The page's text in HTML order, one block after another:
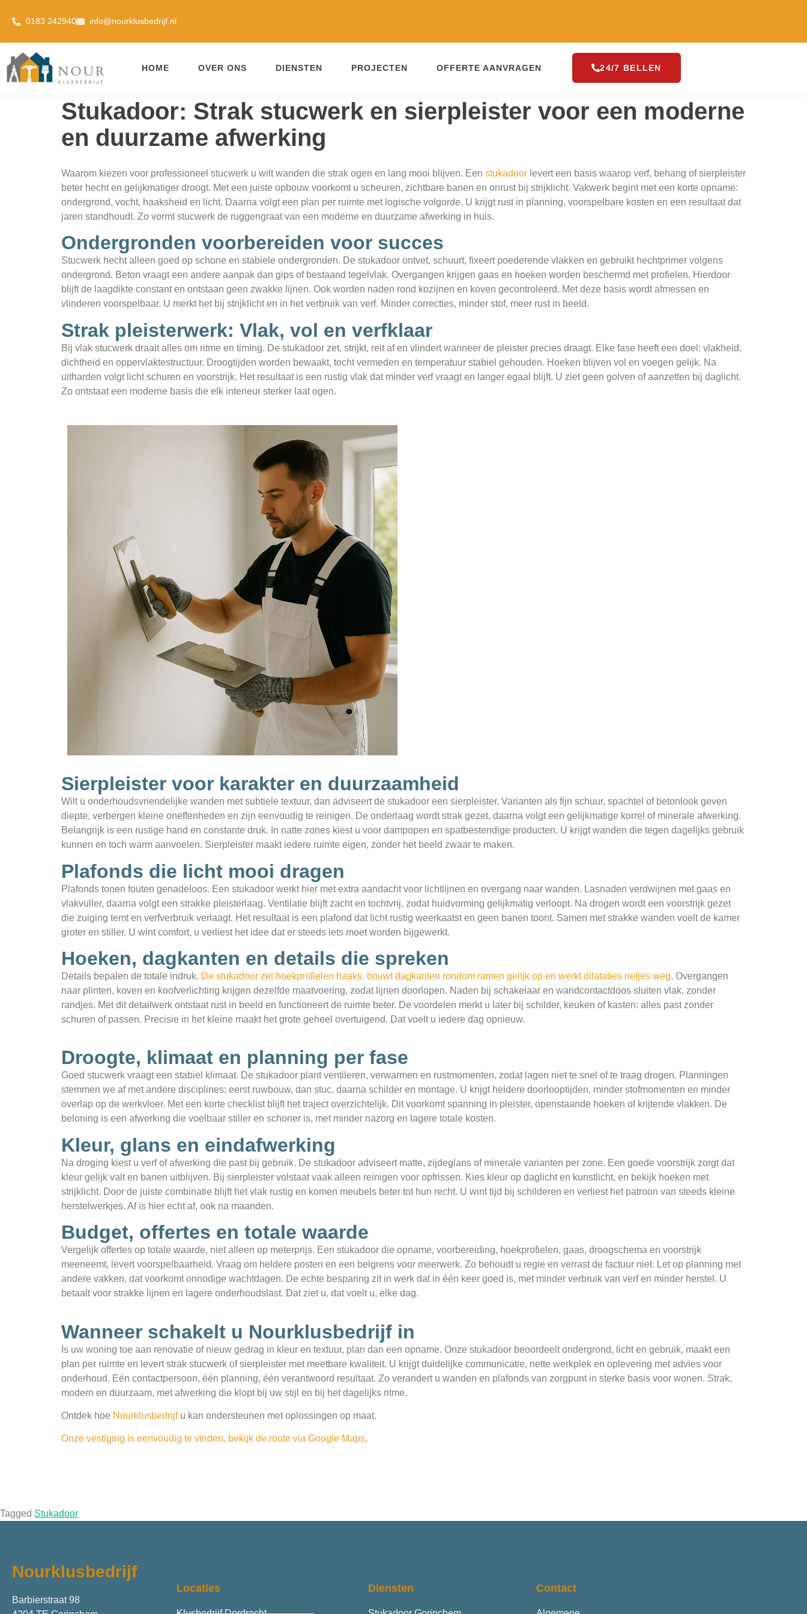
0183 242940 info@nourklusbedrijf.nl
HOME OVER ONS DIENSTEN PROJECTEN OFFERTE AANVRAGEN 24/7 BELLEN
Stukadoor: Strak stucwerk en sierpleister voor een moderne
en duurzame afwerking
Waarom kiezen voor professioneel stucwerk u wilt wanden die strak ogen en lang mooi blijven. Een stukadoor levert een basis waarop verf, behang of sierpleister
beter hecht en gelijkmatiger droogt. Met een juiste opbouw voorkomt u scheuren, zichtbare banen en onrust bij strijklicht. Vakwerk begint met een korte opname:
ondergrond, vocht, haaksheid en licht. Daarna volgt een plan per ruimte met logische volgorde. U krijgt rust in planning, voorspelbare kosten en een resultaat dat
jaren standhoudt. Zo vormt stucwerk de ruggengraat van een moderne en duurzame afwerking in huis.
Ondergronden voorbereiden voor succes
Stucwerk hecht alleen goed op schone en stabiele ondergronden. De stukadoor ontvet, schuurt, fixeert poederende vlakken en gebruikt hechtprimer volgens
ondergrond. Beton vraagt een andere aanpak dan gips of bestaand tegelvlak. Overgangen krijgen gaas en hoeken worden beschermd met profielen. Hierdoor
blijft de laagdikte constant en ontstaan geen zwakke lijnen. Ook worden naden rond kozijnen en koven gecontroleerd. Met deze basis wordt afmessen en
vlinderen voorspelbaar. U merkt het bij strijklicht en in het verbruik van verf. Minder correcties, minder stof, meer rust in beeld.
Strak pleisterwerk: Vlak, vol en verfklaar
Bij vlak stucwerk draait alles om ritme en timing. De stukadoor zet, strijkt, reit af en vlindert wanneer de pleister precies draagt. Elke fase heeft een doel: vlakheid,
dichtheid en oppervlaktestructuur. Droogtijden worden bewaakt, tocht vermeden en temperatuur stabiel gehouden. Hoeken blijven vol en voegen gelijk. Na
uitharden volgt licht schuren en voorstrijk. Het resultaat is een rustig vlak dat minder verf vraagt en langer egaal blijft. U ziet geen golven of aanzetten bij daglicht.
Zo ontstaat een moderne basis die elk interieur sterker laat ogen.
Sierpleister voor karakter en duurzaamheid
Wilt u onderhoudsvriendelijke wanden met subtiele textuur, dan adviseert de stukadoor een sierpleister. Varianten als fijn schuur, spachtel of betonlook geven
diepte, verbergen kleine oneffenheden en zijn eenvoudig te reinigen. De onderlaag wordt strak gezet, daarna volgt een gelijkmatige korrel of minerale afwerking.
Belangrijk is een rustige hand en constante druk. In natte zones kiest u voor dampopen en spatbestendige producten. U krijgt wanden die tegen dagelijks gebruik
kunnen en toch warm aanvoelen. Sierpleister maakt iedere ruimte eigen, zonder het beeld zwaar te maken.
Plafonds die licht mooi dragen
Plafonds tonen fouten genadeloos. Een stukadoor werkt hier met extra aandacht voor lichtlijnen en overgang naar wanden. Lasnaden verdwijnen met gaas en
vlakvuller, daarna volgt een strakke pleisterlaag. Ventilatie blijft zacht en tochtvrij, zodat huidvorming gelijkmatig verloopt. Na drogen wordt een voorstrijk gezet
die zuiging temt en verfverbruik verlaagt. Het resultaat is een plafond dat licht rustig weerkaatst en geen banen toont. Samen met strakke wanden voelt de kamer
groter en stiller. U wint comfort, u verliest het idee dat er steeds iets moet worden bijgewerkt.
Hoeken, dagkanten en details die spreken
Details bepalen de totale indruk. De stukadoor zet hoekprofielen haaks, bouwt dagkanten rondom ramen gelijk op en werkt dilataties netjes weg. Overgangen
naar plinten, koven en koofverlichting krijgen dezelfde maatvoering, zodat lijnen doorlopen. Naden bij schakelaar en wandcontactdoos sluiten vlak, zonder
randjes. Met dit detailwerk ontstaat rust in beeld en functioneert de ruimte beter. De voordelen merkt u later bij schilder, keuken of kasten: alles past zonder
schuren of passen. Precisie in het kleine maakt het grote geheel overtuigend. Dat voelt u iedere dag opnieuw.
Droogte, klimaat en planning per fase
Goed stucwerk vraagt een stabiel klimaat. De stukadoor plant ventileren, verwarmen en rustmomenten, zodat lagen niet te snel of te traag drogen. Planningen
stemmen we af met andere disciplines: eerst ruwbouw, dan stuc, daarna schilder en montage. U krijgt heldere doorlooptijden, minder stofmomenten en minder
overlap op de werkvloer. Met een korte checklist blijft het traject overzichtelijk. Dit voorkomt spanning in pleister, openstaande hoeken of krijtende vlakken. De
beloning is een afwerking die voelbaar stiller en schoner is, met minder nazorg en lagere totale kosten.
Kleur, glans en eindafwerking
Na droging kiest u verf of afwerking die past bij gebruik. De stukadoor adviseert matte, zijdeglans of minerale varianten per zone. Een goede voorstrijk zorgt dat
kleur gelijk valt en banen uitblijven. Bij sierpleister volstaat vaak alleen reinigen voor opfrissen. Kies kleur op daglicht en kunstlicht, en bekijk hoeken met
strijklicht. Door de juiste combinatie blijft het vlak rustig en komen meubels beter tot hun recht. U wint tijd bij schilderen en verliest het patroon van steeds kleine
herstelwerkjes. Af is hier echt af, ook na maanden.
Budget, offertes en totale waarde
Vergelijk offertes op totale waarde, niet alleen op meterprijs. Een stukadoor die opname, voorbereiding, hoekprofielen, gaas, droogschema en voorstrijk
meeneemt, levert voorspelbaarheid. Vraag om heldere posten en een belgrens voor meerwerk. Zo behoudt u regie en verrast de factuur niet. Let op planning met
andere vakken, dat voorkomt onnodige wachtdagen. De echte besparing zit in werk dat in één keer goed is, met minder verbruik van verf en minder herstel. U
betaalt voor strakke lijnen en lagere onderhoudslast. Dat ziet u, dat voelt u, elke dag.
Wanneer schakelt u Nourklusbedrijf in
Is uw woning toe aan renovatie of nieuw gedrag in kleur en textuur, plan dan een opname. Onze stukadoor beoordeelt ondergrond, licht en gebruik, maakt een
plan per ruimte en levert strak stucwerk of sierpleister met meetbare kwaliteit. U krijgt duidelijke communicatie, nette werkplek en oplevering met advies voor
onderhoud. Eén contactpersoon, één planning, één verantwoord resultaat. Zo verandert u wanden en plafonds van zorgpunt in sterke basis voor wonen. Strak,
modern en duurzaam, met afwerking die klopt bij uw stijl en bij het dagelijks ritme.
Ontdek hoe Nourklusbedrijfu kan ondersteunen met oplossingen op maat.
Onze vestiging is eenvoudig te vinden, bekijk de route via Google Maps.
Tagged Stukadoor
Nourklusbedrijf
Barbierstraat 98
Locaties Diensten Contact